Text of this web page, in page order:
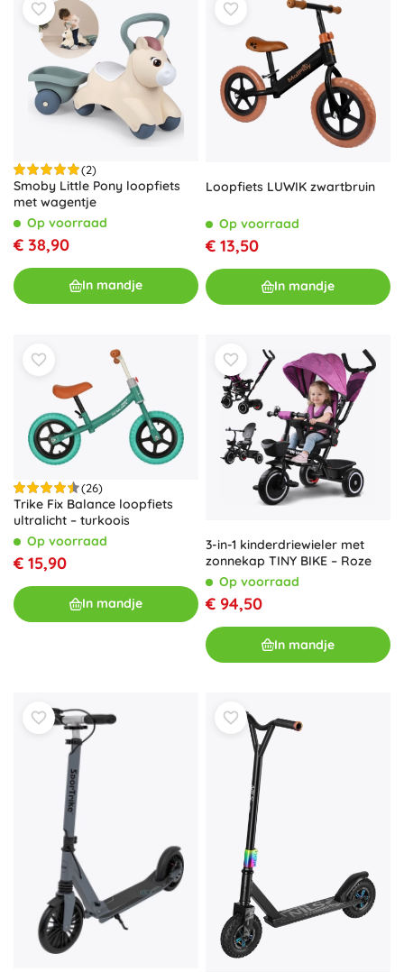
(2)
Smoby Little Pony loopfiets
met wagentje
Op voorraad
€ 38,90
In mandje
Loopfiets LUWIK zwartbruin
Op voorraad
€ 13,50
In mandje
(26)
Trike Fix Balance loopfiets
ultralicht – turkoois
Op voorraad
€ 15,90
In mandje
3-in-1 kinderdriewieler met
zonnekap TINY BIKE – Roze
Op voorraad
€ 94,50
In mandje